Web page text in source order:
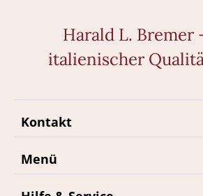
Harald L. Bremer
italienischer
Kontakt
Menü